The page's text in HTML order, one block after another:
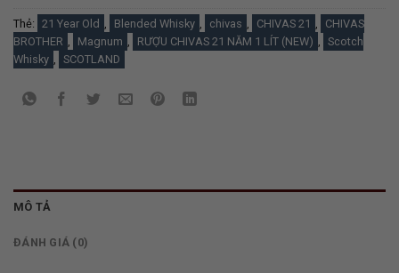
Thẻ: 21 Year Old Blended Whisky chivas CHIVAS 21
CHIVAS
BROTHER
Magnum RƯỢU CHIVAS 21 NĂM 1 LÍT (NEW)
Scotch
Whisky
SCOTLAND
MÔ TẢ
ĐÁNH GIÁ (0)